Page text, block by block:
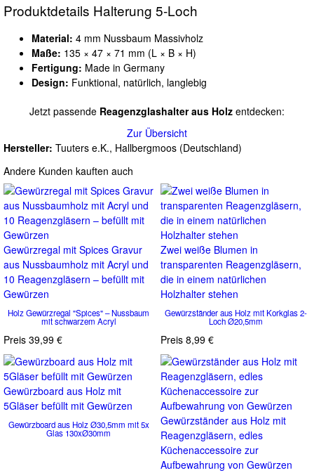
Produktdetails Halterung 5-Loch
Material: 4 mm Nussbaum Massivholz
Maße: 135 × 47 × 71 mm (L × B × H)
Fertigung: Made in Germany
Design: Funktional, natürlich, langlebig
Jetzt passende Reagenzglashalter aus Holz entdecken:
Zur Übersicht
Hersteller: Tuuters e.K., Hallbergmoos (Deutschland)
Andere Kunden kauften auch
Gewürzregal mit Spices Gravur
aus Nussbaumholz mit Acryl und
10 Reagenzgläsern – befüllt mit
Gewürzen
Holz Gewürzregal "Spices" – Nussbaum
mit schwarzem Acryl
Preis 39,99 €
Zwei weiße Blumen in
transparenten Reagenzgläsern,
die in einem natürlichen
Holzhalter stehen
Gewürzständer aus Holz mit Korkglas 2-
Loch Ø20,5mm
Preis 8,99 €
Gewürzboard aus Holz mit
5Gläser befüllt mit Gewürzen
Gewürzboard aus Holz Ø30,5mm mit 5x
Glas 130xØ30mm
Gewürzständer aus Holz mit
Reagenzgläsern, edles
Küchenaccessoire zur
Aufbewahrung von Gewürzen